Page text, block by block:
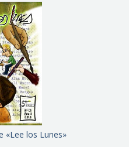
«Lee los Lunes»